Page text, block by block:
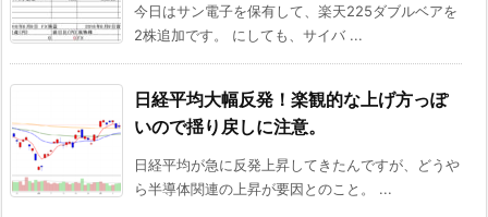
今日はサン電子を保有して、楽天225ダブルベアを
2株追加です。 にしても、サイバ ...
日経平均大幅反発！楽観的な上げ方っぽ
いので揺り戻しに注意。
日経平均が急に反発上昇してきたんですが、どうや
ら半導体関連の上昇が要因とのこと。 ...